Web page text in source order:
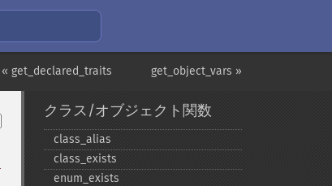
get_object_vars »
« get_declared_traits
クラス/オブジェクト関数
class_​alias
class_​exists
enum_​exists